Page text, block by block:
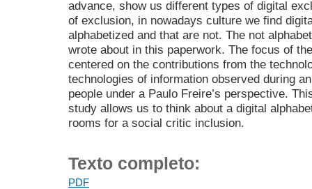
advance, show us different types of digital
of exclusion, in nowadays culture we find
alphabetized and that are not. The not
wrote about in this paperwork. The focus of
centered on the contributions from the
technologies of information observed during
people under a Paulo Freire’s perspective.
study allows us to think about a digital
rooms for a social critic inclusion.
Texto completo:
PDF